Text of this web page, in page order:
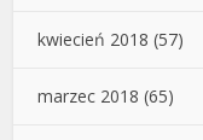
kwiecień 2018 (57)
marzec 2018 (65)